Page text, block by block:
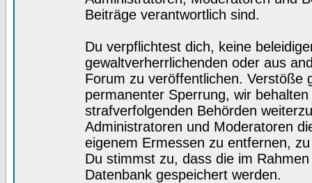
Beiträge verantwortlich sind.
Du verpflichtest dich, keine
gewaltverherrlichenden oder aus
Forum zu veröffentlichen. Verstöße
permanenter Sperrung, wir
strafverfolgenden Behörden
Administratoren und Moderatoren
eigenem Ermessen zu entfernen,
Du stimmst zu, dass die im
Datenbank gespeichert werden.